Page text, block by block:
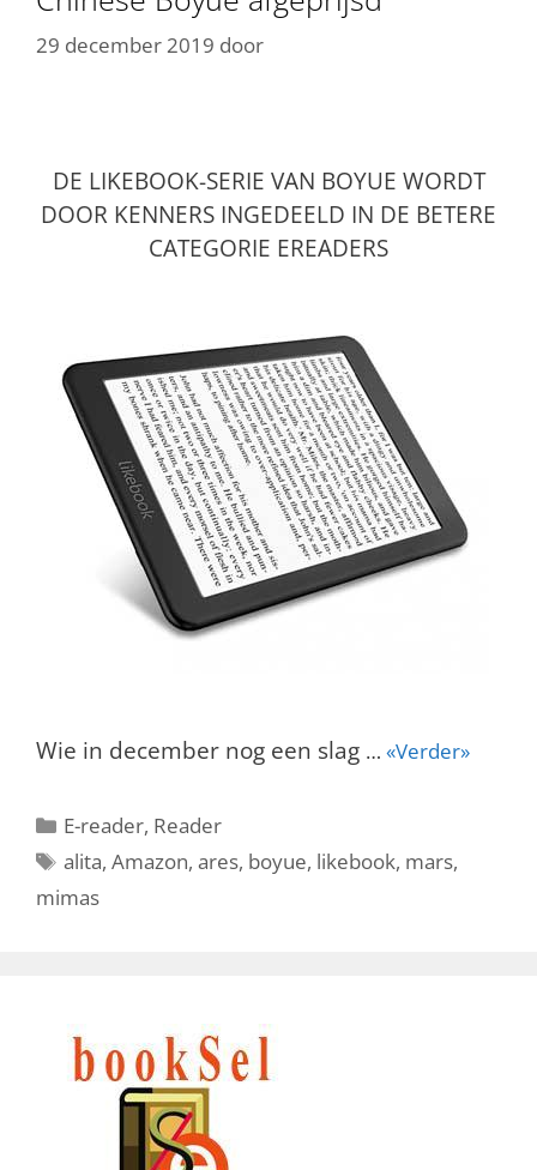
29 december 2019 door
DE LIKEBOOK-SERIE VAN BOYUE WORDT
DOOR KENNERS INGEDEELD IN DE BETERE
CATEGORIE EREADERS
Wie in december nog een slag … «Verder»
Categorieën
E-reader, Reader
Tags
alita,Amazon,ares, boyue, likebook, mars,
mimas